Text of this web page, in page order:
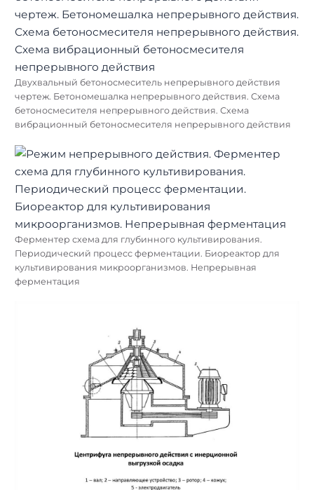
Двухвальный бетоносмеситель непрерывного действия
чертеж. Бетономешалка непрерывного действия. Схема
бетоносмесителя непрерывного действия. Схема
вибрационный бетоносмесителя непрерывного действия
Ферментер схема для глубинного культивирования.
Периодический процесс ферментации. Биореактор для
культивирования микроорганизмов. Непрерывная
ферментация